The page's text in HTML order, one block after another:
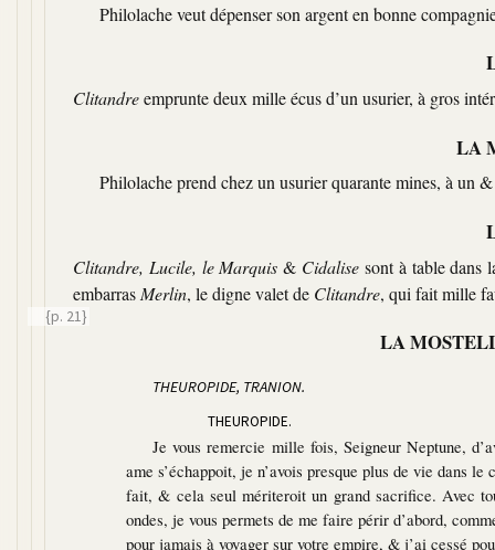
Philolache veut dépenser son argent en bonne
Clitandreemprunte deux mille écus d’un usurier, à gros
LA
Philolache prend chez un usurier quarante mines, à un
Clitandre, Lucile, le Marquis & Cidalise sont à table dans
embarras Merlin, le digne valet de Clitandre, qui fait mille
{p. 21}
LA
THEUROPIDE, TRANION.
THEUROPIDE.
Je vous remercie mille fois, Seigneur Neptune,
ame s’échappoit, je n’avois presque plus de vie dans
fait, & cela seul mériteroit un grand sacrifice. Avec
ondes, je vous permets de me faire périr d’abord,
pour jamais à voyager sur votre empire, & j’ai cessé